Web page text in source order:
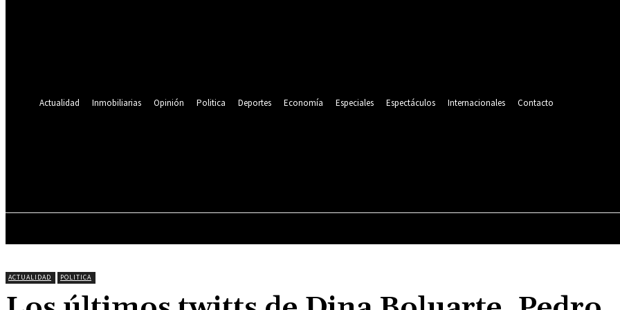
Actualidad
Inmobiliarias Opinión Politica Deportes Economía Especiales Espectáculos Internacionales Contacto
ACTUALIDAD POLITICA